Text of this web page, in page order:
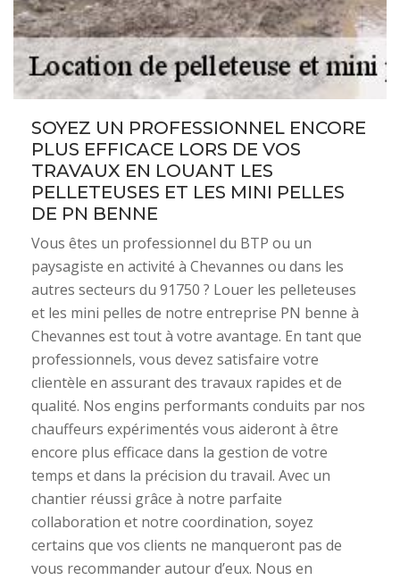
SOYEZ UN PROFESSIONNEL ENCORE
PLUS EFFICACE LORS DE VOS
TRAVAUX EN LOUANT LES
PELLETEUSES ET LES MINI PELLES
DE PN BENNE
Vous êtes un professionnel du BTP ou un
paysagiste en activité à Chevannes ou dans les
autres secteurs du 91750 ? Louer les pelleteuses
et les mini pelles de notre entreprise PN benne à
Chevannes est tout à votre avantage. En tant que
professionnels, vous devez satisfaire votre
clientèle en assurant des travaux rapides et de
qualité. Nos engins performants conduits par nos
chauffeurs expérimentés vous aideront à être
encore plus efficace dans la gestion de votre
temps et dans la précision du travail. Avec un
chantier réussi grâce à notre parfaite
collaboration et notre coordination, soyez
certains que vos clients ne manqueront pas de
vous recommander autour d’eux. Nous en